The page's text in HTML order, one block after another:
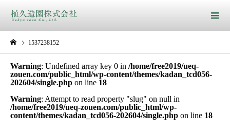
1537238152
Warning: Undefined array key 0 in /home/free2019/ueq-
zouen.com/public_html/wp-content/themes/kadan_tcd056-
202604/single.php on line 18
Warning: Attempt to read property "slug" on null in
/home/free2019/ueq-zouen.com/public_html/wp-
content/themes/kadan_tcd056-202604/single.php on line 18